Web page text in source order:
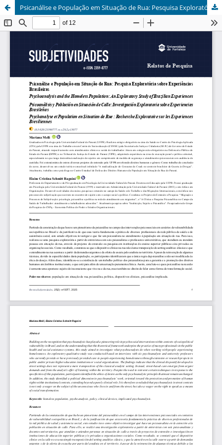
Psicanálise e População em Situação de Rua: Pesquisa Exploratória sobre Experiências Brasileiras